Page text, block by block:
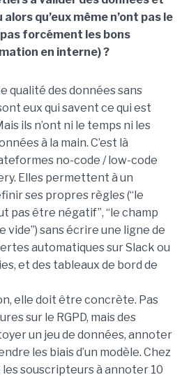
qu’eux même n’ont pas le
forcément les bons
en interne) ?
qualité des données sans
eux qui savent ce qui est
ils n’ont ni le temps ni les
à la main. C’est là
no-code / low-code
Elles permettent à un
ses propres règles (“le
pas être négatif”, “le champ
vide”) sans écrire une ligne de
automatiques sur Slack ou
et des tableaux de bord de
elle doit être concrète. Pas
sur le RGPD, mais des
un jeu de données, annoter
les biais d’un modèle. Chez
les souscripteurs à annoter 10